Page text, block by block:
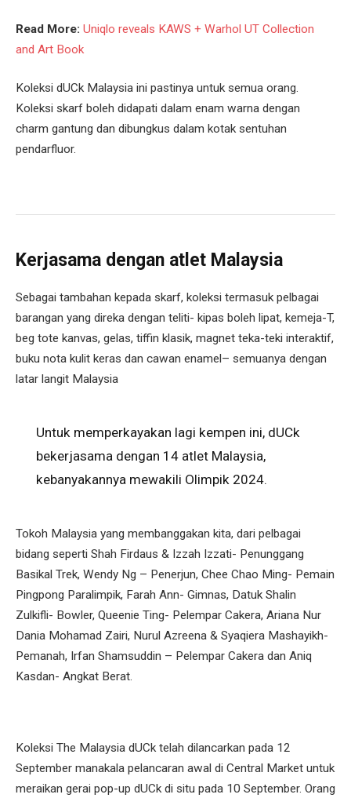
Read More: Uniqlo reveals KAWS + Warhol UT Collection
and Art Book
Koleksi dUCk Malaysia ini pastinya untuk semua orang.
Koleksi skarf boleh didapati dalam enam warna dengan
charm gantung dan dibungkus dalam kotak sentuhan
pendarfluor.
Kerjasama dengan atlet Malaysia
Sebagai tambahan kepada skarf, koleksi termasuk pelbagai
barangan yang direka dengan teliti- kipas boleh lipat, kemeja-T,
beg tote kanvas, gelas, tiffin klasik, magnet teka-teki interaktif,
buku nota kulit keras dan cawan enamel– semuanya dengan
latar langit Malaysia
Untuk memperkayakan lagi kempen ini, dUCk
bekerjasama dengan 14 atlet Malaysia,
kebanyakannya mewakili Olimpik 2024.
Tokoh Malaysia yang membanggakan kita, dari pelbagai
bidang seperti Shah Firdaus & Izzah Izzati- Penunggang
Basikal Trek, Wendy Ng – Penerjun, Chee Chao Ming- Pemain
Pingpong Paralimpik, Farah Ann- Gimnas, Datuk Shalin
Zulkifli- Bowler, Queenie Ting- Pelempar Cakera, Ariana Nur
Dania Mohamad Zairi, Nurul Azreena & Syaqiera Mashayikh-
Pemanah, Irfan Shamsuddin – Pelempar Cakera dan Aniq
Kasdan- Angkat Berat.
Koleksi The Malaysia dUCk telah dilancarkan pada 12
September manakala pelancaran awal di Central Market untuk
meraikan gerai pop-up dUCk di situ pada 10 September. Orang